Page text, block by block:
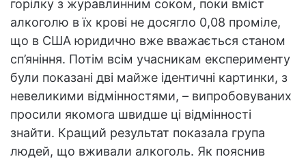
горілку з журавлинним соком, поки вміст
алкоголю в їх крові не досягло 0,08 проміле,
що в США юридично вже вважається станом
сп’яніння. Потім всім учасникам експерименту
були показані дві майже ідентичні картинки, з
невеликими відмінностями, – випробовуваних
просили якомога швидше ці відмінності
знайти. Кращий результат показала група
людей, що вживали алкоголь. Як пояснив